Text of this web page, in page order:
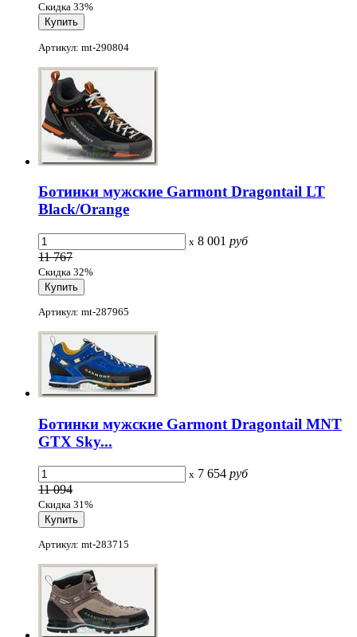
Скидка 33%
Артикул: mt-290804
Ботинки мужские Garmont Dragontail LT
Black/Orange
x 8 001 руб
11 767
Скидка 32%
Артикул: mt-287965
Ботинки мужские Garmont Dragontail MNT
GTX Sky...
x 7 654 руб
11 094
Скидка 31%
Артикул: mt-283715